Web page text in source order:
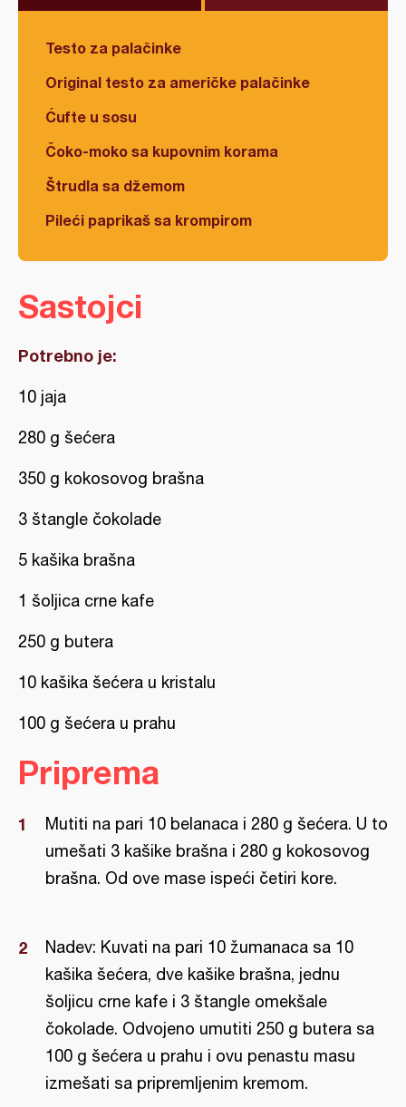
Testo za palačinke
Original testo za američke palačinke
Ćufte u sosu
Čoko-moko sa kupovnim korama
Štrudla sa džemom
Pileći paprikaš sa krompirom
Sastojci
Potrebno je:
10 jaja
280 g šećera
350 g kokosovog brašna
3 štangle čokolade
5 kašika brašna
1 šoljica crne kafe
250 g butera
10 kašika šećera u kristalu
100 g šećera u prahu
Priprema
Mutiti na pari 10 belanaca i 280 g šećera. U to
umešati 3 kašike brašna i 280 g kokosovog
brašna. Od ove mase ispeći četiri kore.
Nadev: Kuvati na pari 10 žumanaca sa 10
kašika šećera, dve kašike brašna, jednu
šoljicu crne kafe i 3 štangle omekšale
čokolade. Odvojeno umutiti 250 g butera sa
100 g šećera u prahu i ovu penastu masu
izmešati sa pripremljenim kremom.